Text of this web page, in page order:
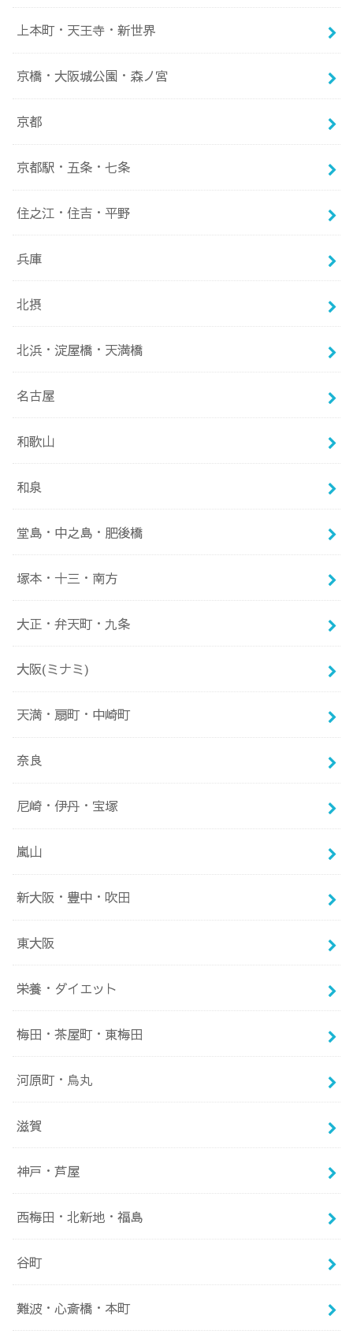
上本町・天王寺・新世界
京橋・大阪城公園・森ノ宮
京都
京都駅・五条・七条
住之江・住吉・平野
兵庫
北摂
北浜・淀屋橋・天満橋
名古屋
和歌山
和泉
堂島・中之島・肥後橋
塚本・十三・南方
大正・弁天町・九条
大阪(ミナミ)
天満・扇町・中崎町
奈良
尼崎・伊丹・宝塚
嵐山
新大阪・豊中・吹田
東大阪
栄養・ダイエット
梅田・茶屋町・東梅田
河原町・烏丸
滋賀
神戸・芦屋
西梅田・北新地・福島
谷町
難波・心斎橋・本町